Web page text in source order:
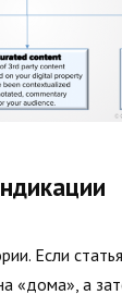
Если
«дома», а